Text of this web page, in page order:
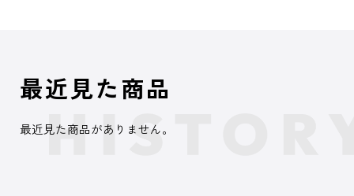
最近見た商品
最近見た商品がありません。